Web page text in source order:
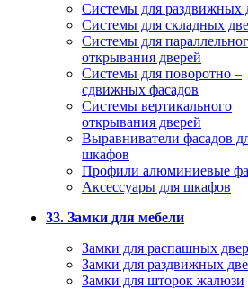
Системы для раздвижных
Системы для складных
Системы для
открывания дверей
Системы для поворотно –
сдвижных фасадов
Системы вертикального
открывания дверей
Выравниватели фасадов
шкафов
Профили алюминиевые
Аксессуары для шкафов
33. Замки для мебели
Замки для распашных
Замки для раздвижных
Замки для шторок жалюзи